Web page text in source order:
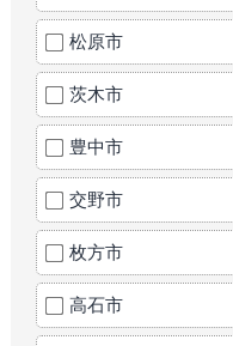
松原市
茨木市
豊中市
交野市
枚方市
高石市